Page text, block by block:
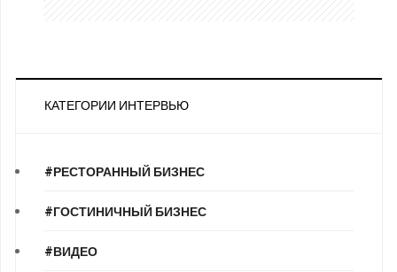
КАТЕГОРИИ ИНТЕРВЬЮ
#РЕСТОРАННЫЙ БИЗНЕС
#ГОСТИНИЧНЫЙ БИЗНЕС
#ВИДЕО